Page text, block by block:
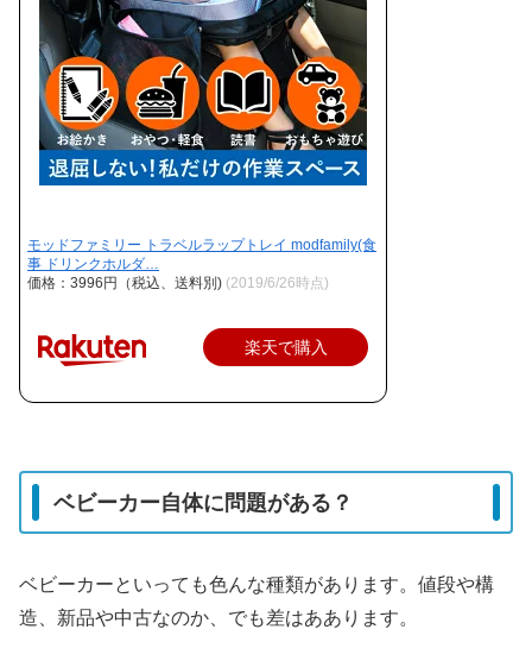
モッドファミリー トラベルラップトレイ modfamily(食
事 ドリンクホルダ…
価格：3996円（税込、送料別) (2019/6/26時点)
楽天で購入
ベビーカー自体に問題がある？
ベビーカーといっても色んな種類があります。値段や構
造、新品や中古なのか、でも差はああります。